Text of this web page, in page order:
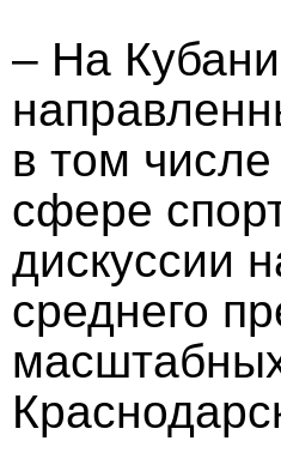
– На
в том
сфере
дискуссии
среднего